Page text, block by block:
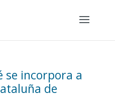
se incorpora a
de